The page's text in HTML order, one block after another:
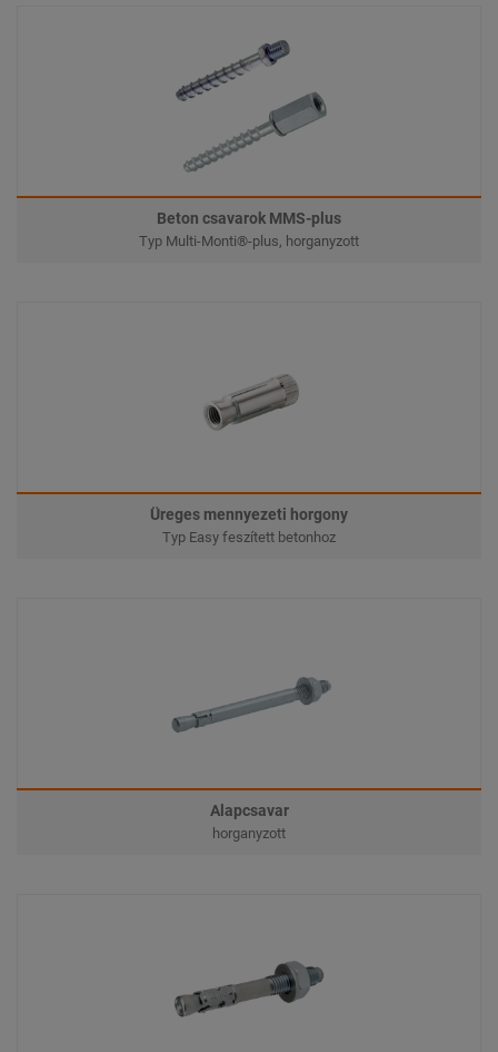
Beton csavarok MMS-plus
Typ Multi-Monti®-plus, horganyzott
Üreges mennyezeti horgony
Typ Easy feszített betonhoz
Alapcsavar
horganyzott